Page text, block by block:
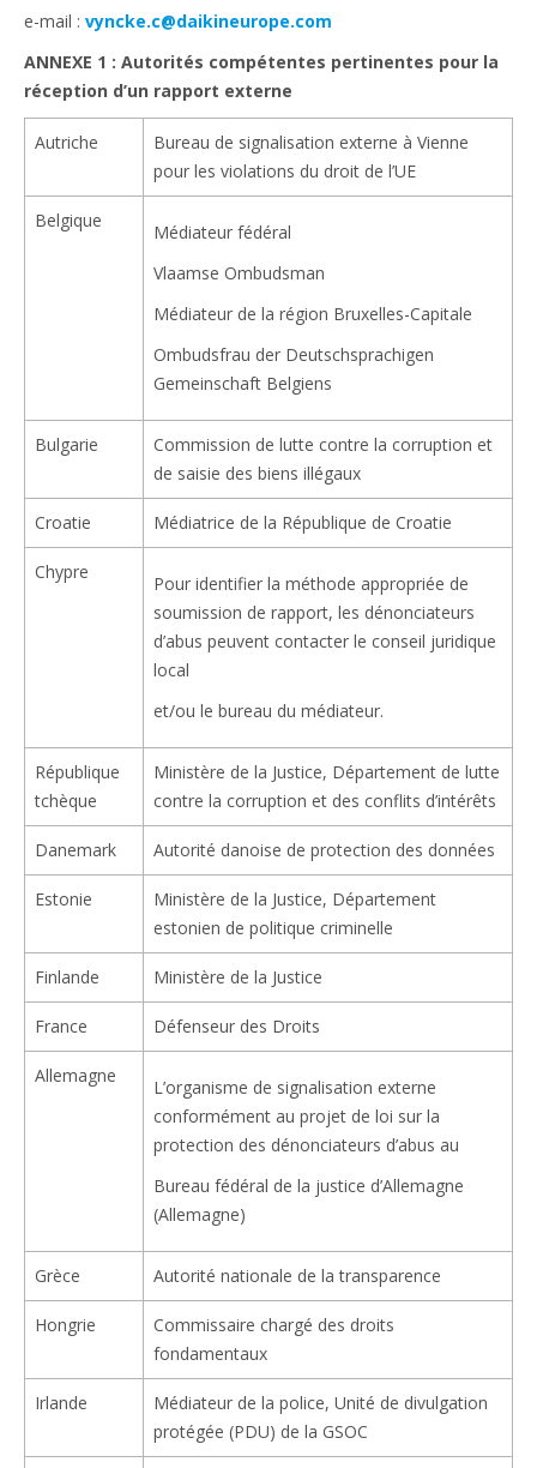
e-mail : vyncke.c@daikineurope.com
ANNEXE 1 : Autorités compétentes pertinentes pour la
réception d’un rapport externe
Autriche
Bureau de signalisation externe à Vienne
pour les violations du droit de l’UE
Belgique
Médiateur fédéral
Vlaamse Ombudsman
Médiateur de la région Bruxelles-Capitale
Ombudsfrau der Deutschsprachigen
Gemeinschaft Belgiens
Bulgarie
Commission de lutte contre la corruption et
de saisie des biens illégaux
Croatie Médiatrice de la République de Croatie
Chypre
Pour identifier la méthode appropriée de
soumission de rapport, les dénonciateurs
d’abus peuvent contacter le conseil juridique
local
et/ou le bureau du médiateur.
République
tchèque
Ministère de la Justice, Département de lutte
contre la corruption et des conflits d’intérêts
Danemark Autorité danoise de protection des données
Estonie
Ministère de la Justice, Département
estonien de politique criminelle
Finlande Ministère de la Justice
France Défenseur des Droits
Allemagne
L’organisme de signalisation externe
conformément au projet de loi sur la
protection des dénonciateurs d’abus au
Bureau fédéral de la justice d’Allemagne
(Allemagne)
Grèce Autorité nationale de la transparence
Hongrie
Commissaire chargé des droits
fondamentaux
Irlande
Médiateur de la police, Unité de divulgation
protégée (PDU) de la GSOC